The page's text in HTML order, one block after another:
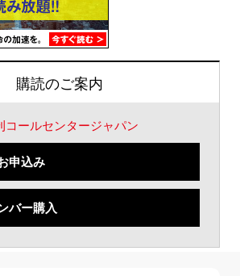
購読のご案内
コールセンタージャパン
申込み
バー購入